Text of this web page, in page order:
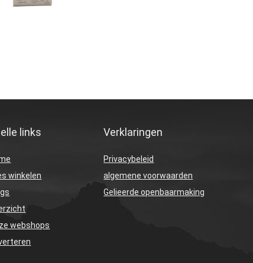
links
winkelen
webshops
Verklaringen
Privacybeleid
algemene voorwaarden
Gelieerde openbaarmaking